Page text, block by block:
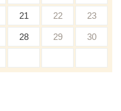
21 22 23
28 29 30